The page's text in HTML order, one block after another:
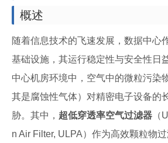
概述
随着信息技术的飞速发展，数据中心
基础设施，其运行稳定性与安全性日
中心机房环境中，空气中的微粒污染
其是腐蚀性气体）对精密电子设备的
胁。其中， 超低穿透率空气过滤器 （
n Air Filter, ULPA）作为高效颗粒物